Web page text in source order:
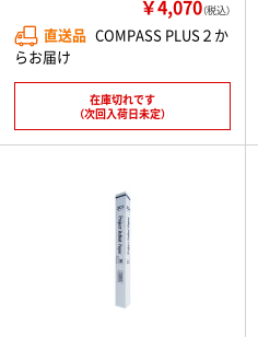
￥4,070（税込）
直送品 COMPASS PLUS２か
らお届け
在庫切れです
（次回入荷日未定）